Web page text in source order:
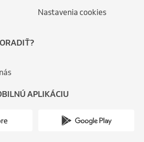
Nastavenia cookies
APLIKÁCIU